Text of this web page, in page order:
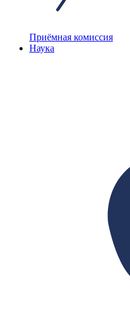
Приёмная комиссия
Наука